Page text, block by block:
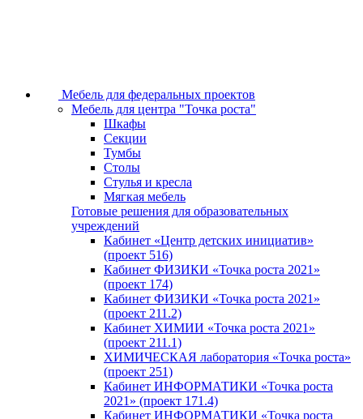
Мебель для федеральных проектов
Мебель для центра "Точка роста"
Шкафы
Секции
Тумбы
Столы
Стулья и кресла
Мягкая мебель
Готовые решения для образовательных
учреждений
Кабинет «Центр детских инициатив»
(проект 516)
Кабинет ФИЗИКИ «Точка роста 2021»
(проект 174)
Кабинет ФИЗИКИ «Точка роста 2021»
(проект 211.2)
Кабинет ХИМИИ «Точка роста 2021»
(проект 211.1)
ХИМИЧЕСКАЯ лаборатория «Точка роста»
(проект 251)
Кабинет ИНФОРМАТИКИ «Точка роста
2021» (проект 171.4)
Кабинет ИНФОРМАТИКИ «Точка роста